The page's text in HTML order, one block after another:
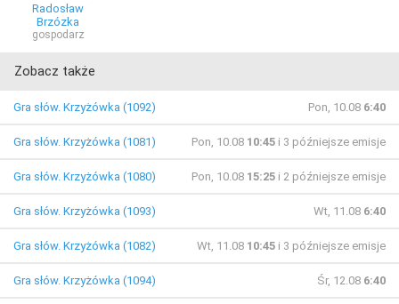
Radosław
Brzózka
gospodarz
Zobacz także
Gra słów. Krzyżówka (1092) Pon, 10.08 6:40
Gra słów. Krzyżówka (1081) Pon, 10.08 10:45 i 3 późniejsze emisje
Gra słów. Krzyżówka (1080) Pon, 10.08 15:25 i 2 późniejsze emisje
Gra słów. Krzyżówka (1093) Wt, 11.08 6:40
Gra słów. Krzyżówka (1082) Wt, 11.08 10:45 i 3 późniejsze emisje
Gra słów. Krzyżówka (1094) Śr, 12.08 6:40